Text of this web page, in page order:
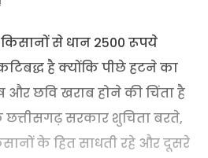
से धान 2500 रूपये
है क्योंकि पीछे हटने का
छवि खराब होने की चिंता है
छत्तीसगढ़ सरकार शुचिता बरते,
के हित साधती रहे और दूसरे